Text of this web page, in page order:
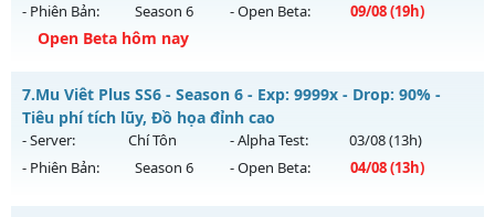
Exp: 500x - Drop: 30%
Kiểu reset: Reset In Game
Antihack: Anti Vip bắt hack tuyệt đối
- Phiên Bản:
Season 6 - Open Beta: 09/08(19h)
Open Beta hôm nay
MU THIÊN MỆNH - SEASON 6.3 CLASSIC
Mu mới ra tháng 08 2026 - Mở máy chủ
19h ngày 09/08/2626
Exp: 500x - Drop: 20%
7.Mu Viêt Plus SS6 - Season 6 - Exp: 9999x - Drop: 90% -
Tiêu phí tích lũy, Đồ họa đỉnh cao
- Server: Chí Tôn - Alpha Test: 03/08(13h)
- Phiên Bản:
Season 6 - Open Beta: 04/08(13h)